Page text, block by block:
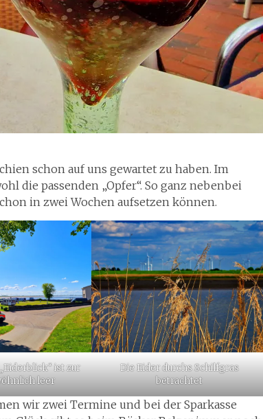
schon auf uns gewartet zu haben. Im
die passenden „Opfer“. So ganz nebenbei
in zwei Wochen aufsetzen können.
ist zur
leer
Die Eider durchs Schilfgras
betrachtet
wir zwei Termine und bei der Sparkasse